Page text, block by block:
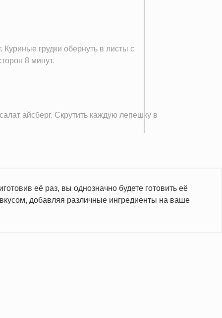
грудки обернуть в листы с
8 минут.
айсберг. Скрутить каждую лепешку в
её раз, вы однозначно будете готовить её
добавляя различные ингредиенты на ваше